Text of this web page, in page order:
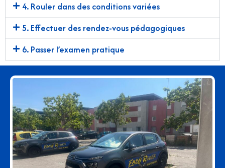
4. Rouler dans des conditions variées
5. Effectuer des rendez-vous pédagogiques
6. Passer l’examen pratique